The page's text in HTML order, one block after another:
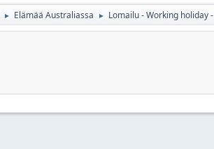
► Elämää Australiassa ► Lomailu - Working holiday